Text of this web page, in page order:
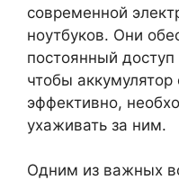
современной
ноутбуков. Они
постоянный
чтобы
эффективно,
ухаживать за ним.
Одним из важных